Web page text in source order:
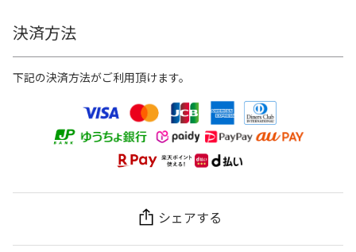
決済方法
下記の決済方法がご利用頂けます。
シェアする